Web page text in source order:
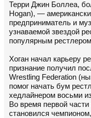
Терри Джин Боллеа,
Hogan), —
предприниматель и
узнаваемой звездой
популярным
Хоган начал карьеру
признание получил
Wrestling Federation
помог начать бум
хедлайнером восьми
Во время первой
становился